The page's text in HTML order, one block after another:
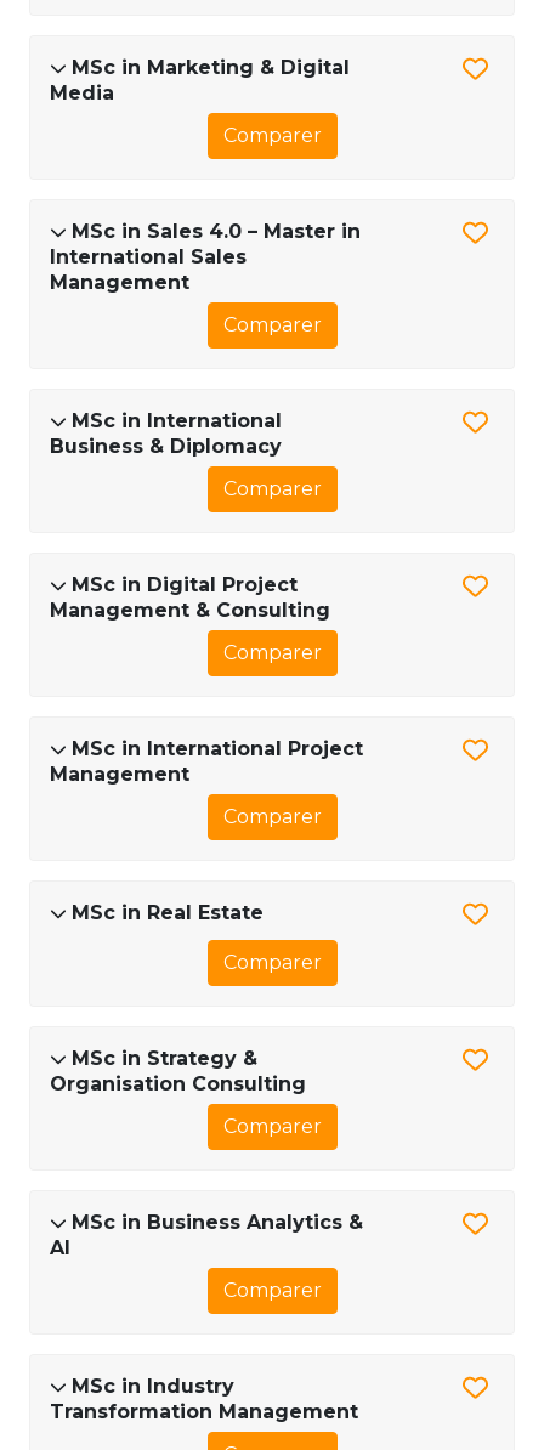
MSc in Marketing & Digital
Media
Comparer
MSc in Sales 4.0 – Master in
International Sales
Management
Comparer
MSc in International
Business & Diplomacy
Comparer
MSc in Digital Project
Management & Consulting
Comparer
MSc in International Project
Management
Comparer
MSc in Real Estate
Comparer
MSc in Strategy &
Organisation Consulting
Comparer
MSc in Business Analytics &
AI
Comparer
MSc in Industry
Transformation Management